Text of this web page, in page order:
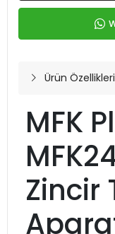
Ürün Özellikleri
MFK
Zincir